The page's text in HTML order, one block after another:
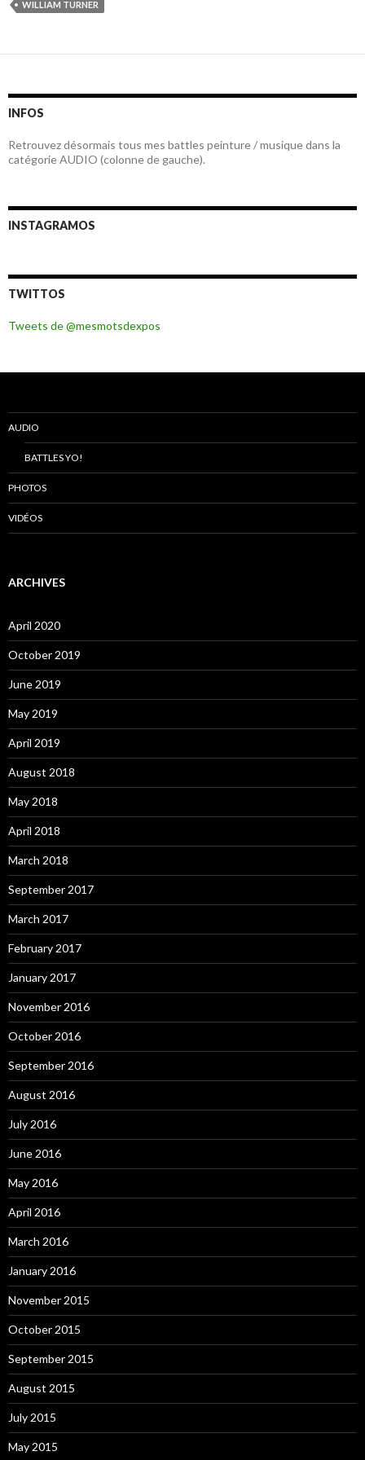
WILLIAM TURNER
INFOS
Retrouvez désormais tous mes battles peinture / musique dans la
catégorie AUDIO (colonne de gauche).
INSTAGRAMOS
TWITTOS
Tweets de @mesmotsdexpos
AUDIO
BATTLES YO!
PHOTOS
VIDÉOS
ARCHIVES
April 2020
October 2019
June 2019
May 2019
April 2019
August 2018
May 2018
April 2018
March 2018
September 2017
March 2017
February 2017
January 2017
November 2016
October 2016
September 2016
August 2016
July 2016
June 2016
May 2016
April 2016
March 2016
January 2016
November 2015
October 2015
September 2015
August 2015
July 2015
May 2015